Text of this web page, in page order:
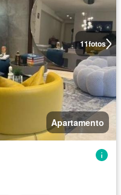
11fotos
Apartamento